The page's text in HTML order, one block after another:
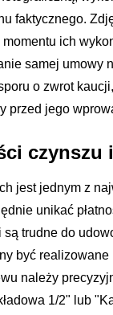
faktycznego.
ich
samej umowy
o zwrot
przed jego
czynszu
jest jednym z
unikać
trudne do
być
należy
1/2" lub